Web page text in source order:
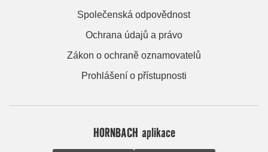
Společenská odpovědnost
Ochrana údajů a právo
Zákon o ochraně oznamovatelů
Prohlášení o přístupnosti
HORNBACH aplikace